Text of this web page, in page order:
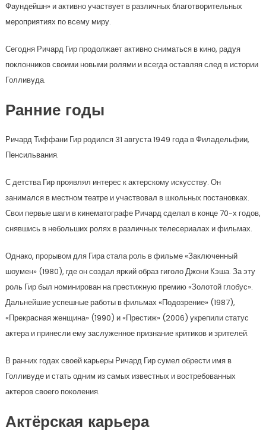
Фаундейшн» и активно участвует в различных благотворительных
мероприятиях по всему миру.
Сегодня Ричард Гир продолжает активно сниматься в кино, радуя
поклонников своими новыми ролями и всегда оставляя след в истории
Голливуда.
Ранние годы
Ричард Тиффани Гир родился 31 августа 1949 года в Филадельфии,
Пенсильвания.
С детства Гир проявлял интерес к актерскому искусству. Он
занимался в местном театре и участвовал в школьных постановках.
Свои первые шаги в кинематографе Ричард сделал в конце 70-х годов,
снявшись в небольших ролях в различных телесериалах и фильмах.
Однако, прорывом для Гира стала роль в фильме «Заключенный
шоумен» (1980), где он создал яркий образ гиголо Джони Кэша. За эту
роль Гир был номинирован на престижную премию «Золотой глобус».
Дальнейшие успешные работы в фильмах «Подозрение» (1987),
«Прекрасная женщина» (1990) и «Престиж» (2006) укрепили статус
актера и принесли ему заслуженное признание критиков и зрителей.
В ранних годах своей карьеры Ричард Гир сумел обрести имя в
Голливуде и стать одним из самых известных и востребованных
актеров своего поколения.
Актёрская карьера